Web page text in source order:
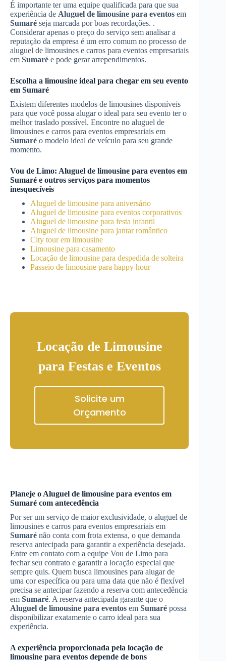
É importante ter uma equipe qualificada para que sua
experiência de Aluguel de limousine para eventos em
Sumaré seja marcada por boas recordações. .
Considerar apenas o preço do serviço sem analisar a
reputação da empresa é um erro comum no processo de
aluguel de limousines e carros para eventos empresariais
em Sumaré e pode gerar arrependimentos.
Escolha a limousine ideal para chegar em seu evento
em Sumaré
Existem diferentes modelos de limousines disponíveis
para que você possa alugar o ideal para seu evento ter o
melhor traslado possível. Encontre no aluguel de
limousines e carros para eventos empresariais em
Sumaré o modelo ideal de veículo para seu grande
momento.
Vou de Limo: Aluguel de limousine para eventos em
Sumaré e outros serviços para momentos
inesquecíveis
Aluguel de limousine para aniversário
Aluguel de limousine para eventos corporativos
Aluguel de limousine para festa infantil
Aluguel de limousine para jantar romântico
City tour em limousine
Limousine para casamento
Locação de limousine para despedida de solteira
Passeio de limousine para happy hour
Locação de Limousine
para Festas e Eventos
Solicite um
Orçamento
Planeje o Aluguel de limousine para eventos em
Sumaré com antecedência
Por ser um serviço de maior exclusividade, o aluguel de
limousines e carros para eventos empresariais em
Sumaré não conta com frota extensa, o que demanda
reserva antecipada para garantir a experiência desejada.
Entre em contato com a equipe Vou de Limo para
fechar seu contrato e garantir a locação especial que
sempre quis. Quem busca limousines para alugar de
uma cor específica ou para uma data que não é flexível
precisa se antecipar fazendo a reserva com antecedência
em Sumaré. A reserva antecipada garante que o
Aluguel de limousine para eventos em Sumaré possa
disponibilizar exatamente o carro ideal para sua
experiência.
A experiência proporcionada pela locação de
limousine para eventos depende de bons